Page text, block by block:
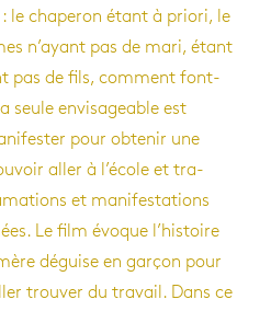
le cha­pe­ron étant à priori, le
n’ayant pas de mari, étant
pas de fils, com­ment font-
seule envi­sa­geable est
pour obte­nir une
aller à l’école et tra­
et mani­fes­ta­tions
Le film évoque l’his­toire
déguise en gar­çon pour
trou­ver du tra­vail. Dans ce